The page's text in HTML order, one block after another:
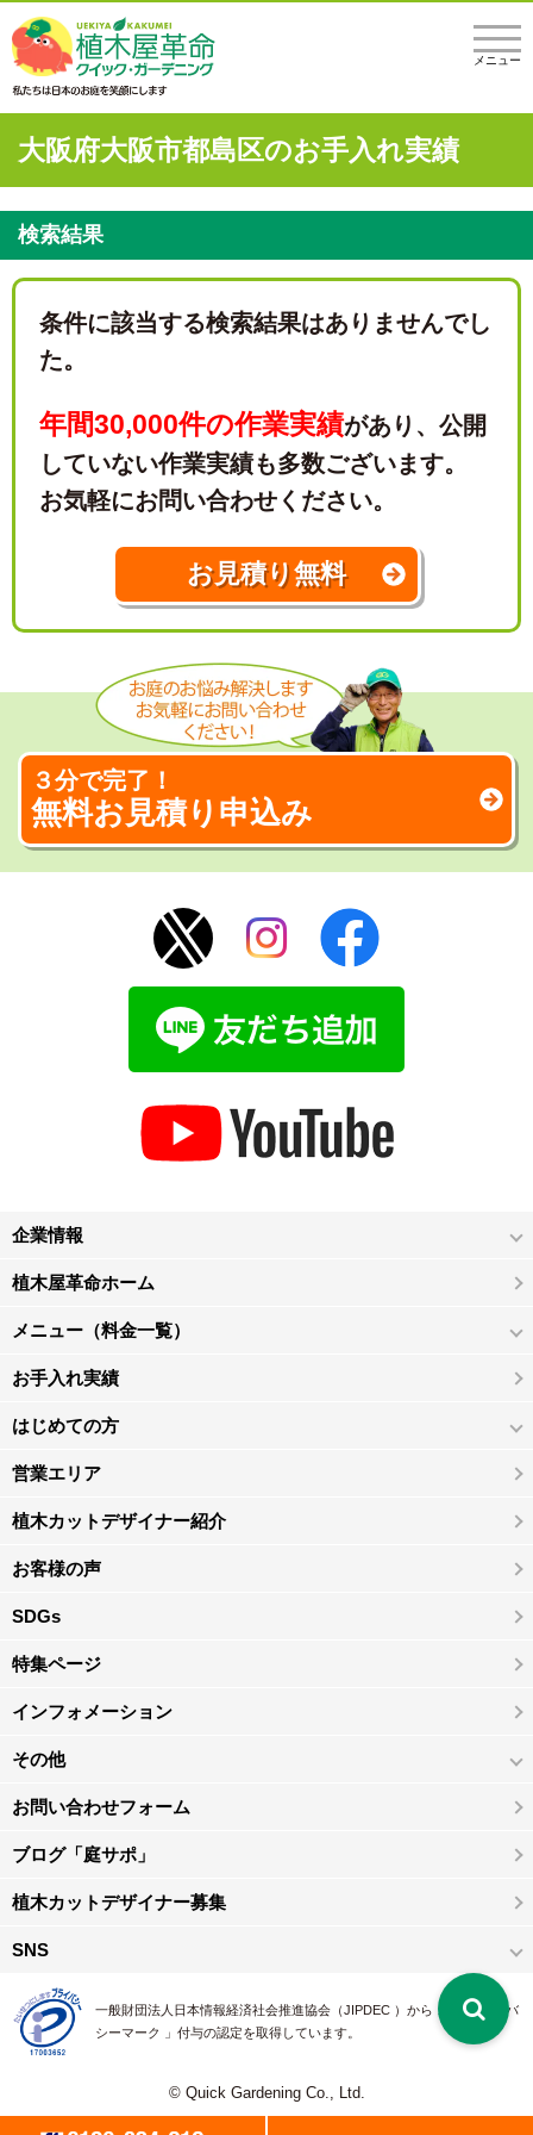
メニュー
大阪府大阪市都島区のお手入れ実績
検索結果
条件に該当する検索結果はありませんでし
た。
年間30,000件の作業実績があり、 公開
していない作業実績も多数ございます。
お気軽にお問い合わせください。
お見積り無料
３分で完了！
無料お見積り申込み
企業情報
植木屋革命ホーム
メニュー（料金一覧）
お手入れ実績
はじめての方
営業エリア
植木カットデザイナー紹介
お客様の声
SDGs
特集ページ
インフォメーション
その他
お問い合わせフォーム
ブログ「庭サポ」
植木カットデザイナー募集
SNS
一般財団法人日本情報経済社会推進協会（JIPDEC ）から 、「 プライバ
シーマーク 」付与の認定を取得しています。
© Quick Gardening Co., Ltd.